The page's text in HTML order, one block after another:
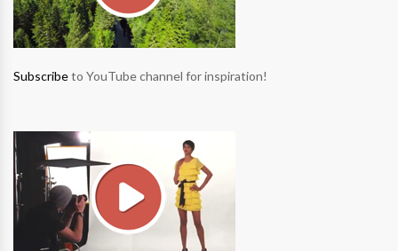
Subscribeto YouTube channel for inspiration!